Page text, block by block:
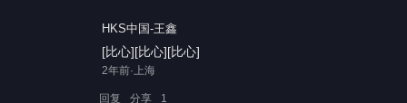
HKS中国-王鑫
[比心][比心][比心]
2年前·上海
1
分享
回复